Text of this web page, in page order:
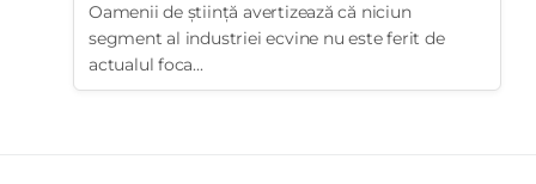
Oamenii de știință avertizează că niciun
segment al industriei ecvine nu este ferit de
actualul foca...